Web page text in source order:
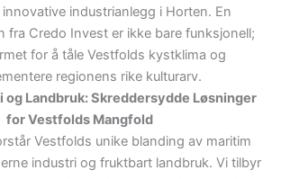
industrianlegg i Horten. En
fra Credo Invest er ikke bare funksjonell;
for å tåle Vestfolds kystklima og
regionens rike kulturarv.
og Landbruk: Skreddersydde Løsninger
for Vestfolds Mangfold
Vestfolds unike blanding av maritim
industri og fruktbart landbruk. Vi tilbyr